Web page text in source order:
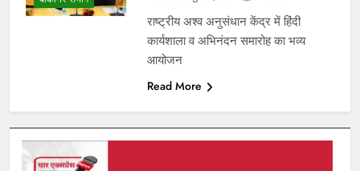
राष्ट्रीय अश्व अनुसंधान केंद्र में हिंदी
कार्यशाला व अभिनंदन समारोह का भव्य
आयोजन
Read More